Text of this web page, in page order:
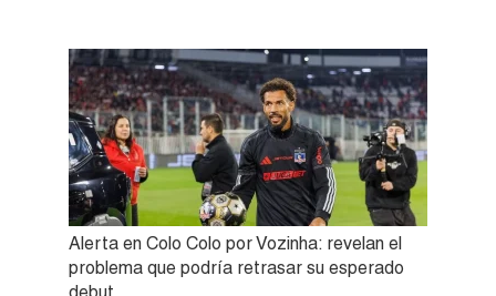
Alerta en Colo Colo por Vozinha: revelan el
problema que podría retrasar su esperado